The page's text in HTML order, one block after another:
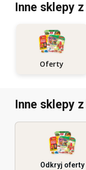
Inne sklepy
Oferty
Inne sklepy
Odkryj oferty